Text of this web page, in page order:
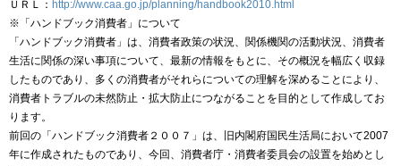
ＵＲＬ： http://www.caa.go.jp/planning/handbook2010.html
※「ハンドブック消費者」について
「ハンドブック消費者」は、消費者政策の状況、関係機関の活動状況、消費者
生活に関係の深い事項について、最新の情報をもとに、その概況を幅広く収録
したものであり、多くの消費者がそれらについての理解を深めることにより、
消費者トラブルの未然防止・拡大防止につながることを目的として作成してお
ります。
前回の「ハンドブック消費者２００７」は、旧内閣府国民生活局において2007
年に作成されたものであり、今回、消費者庁・消費者委員会の設置を始めとし